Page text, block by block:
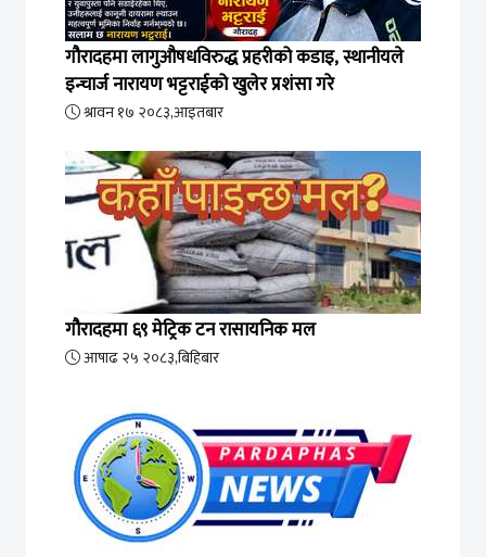
गौरादहमा लागुऔषधविरुद्ध प्रहरीको कडाइ, स्थानीयले
इन्चार्ज नारायण भट्टराईको खुलेर प्रशंसा गरे
श्रावन १७ २०८३,आइतबार
गौरादहमा ६९ मेट्रिक टन रासायनिक मल
आषाढ २५ २०८३,बिहिबार